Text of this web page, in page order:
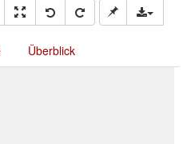
Überblick